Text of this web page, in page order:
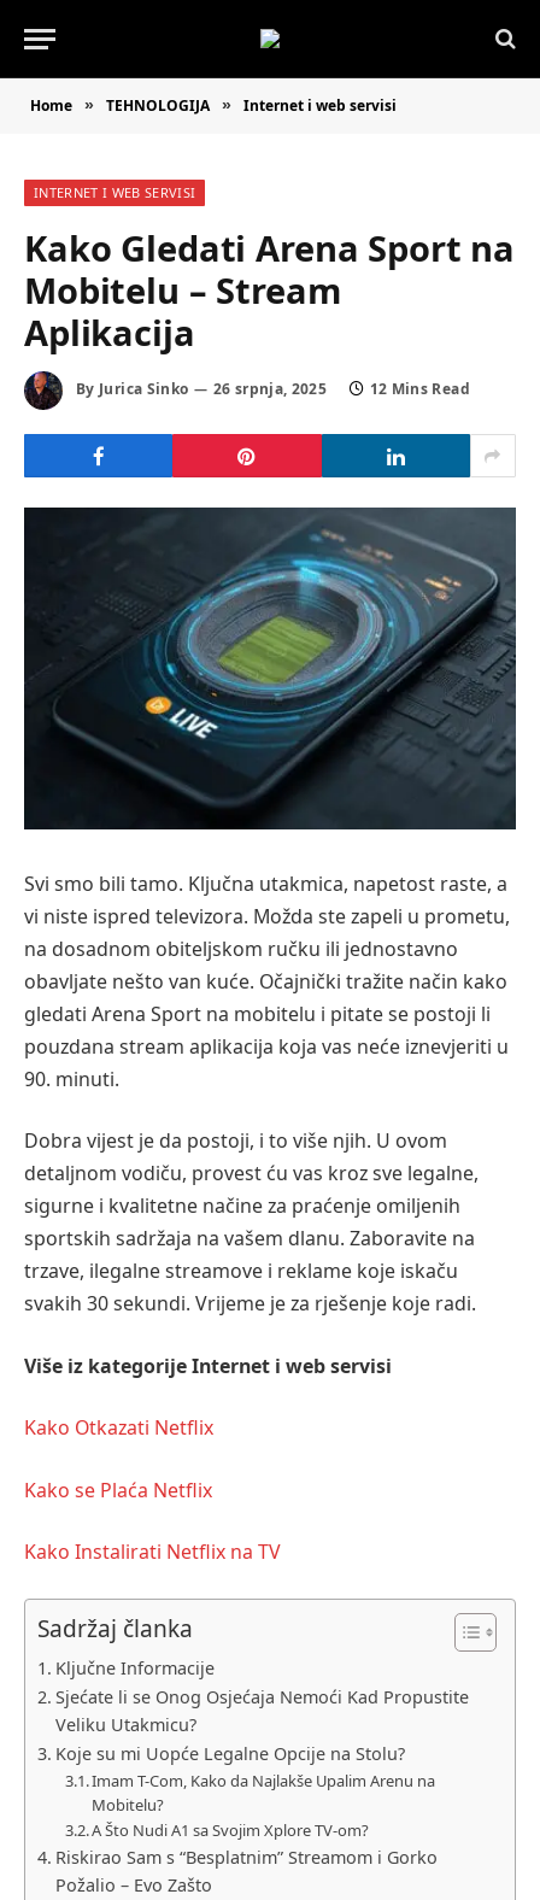
Home » TEHNOLOGIJA » Internet i web servisi
INTERNET I WEB SERVISI
Kako Gledati Arena Sport na
Mobitelu – Stream
Aplikacija
By Jurica Sinko 26 srpnja, 2025 12 Mins Read
Svi smo bili tamo. Ključna utakmica, napetost raste, a
vi niste ispred televizora. Možda ste zapeli u prometu,
na dosadnom obiteljskom ručku ili jednostavno
obavljate nešto van kuće. Očajnički tražite način kako
gledati Arena Sport na mobitelu i pitate se postoji li
pouzdana stream aplikacija koja vas neće iznevjeriti u
90. minuti.
Dobra vijest je da postoji, i to više njih. U ovom
detaljnom vodiču, provest ću vas kroz sve legalne,
sigurne i kvalitetne načine za praćenje omiljenih
sportskih sadržaja na vašem dlanu. Zaboravite na
trzave, ilegalne streamove i reklame koje iskaču
svakih 30 sekundi. Vrijeme je za rješenje koje radi.
Više iz kategorijeInternet i web servisi
Kako Otkazati Netflix
Kako se Plaća Netflix
Kako Instalirati Netflix na TV
Sadržaj članka
Ključne Informacije
Sjećate li se Onog Osjećaja Nemoći Kad Propustite
Veliku Utakmicu?
Koje su mi Uopće Legalne Opcije na Stolu?
Imam T-Com, Kako da Najlakše Upalim Arenu na
Mobitelu?
A Što Nudi A1 sa Svojim Xplore TV-om?
Riskirao Sam s “Besplatnim” Streamom i Gorko
Požalio – Evo Zašto